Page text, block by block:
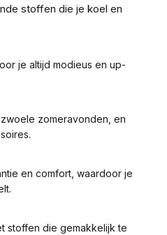
stoffen die je koel en
je altijd modieus en up-
zomeravonden, en
en comfort, waardoor je
stoffen die gemakkelijk te